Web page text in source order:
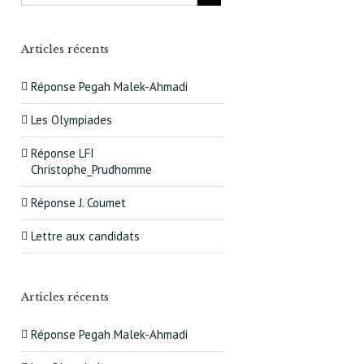
Articles récents
Réponse Pegah Malek-Ahmadi
Les Olympiades
Réponse LFI
Christophe_Prudhomme
Réponse J. Coumet
Lettre aux candidats
Articles récents
Réponse Pegah Malek-Ahmadi